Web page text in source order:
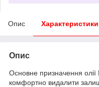
Опис Характеристики
Опис
Основне призначення
комфортно видалити